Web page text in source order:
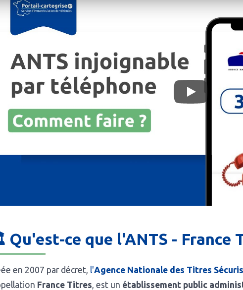
ce que l'ANTS - France
en 2007 par décret, l'Agence Nationale des Titres
France Titres, est un établissement public